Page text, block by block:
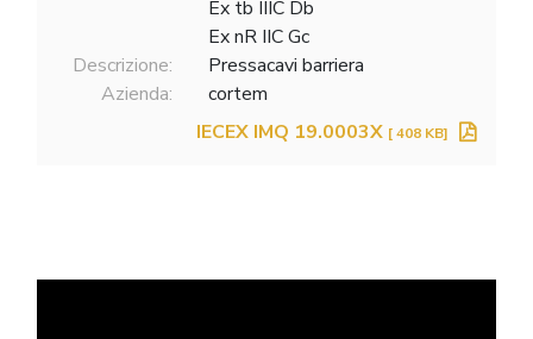
Ex tb IIIC Db
Ex nR IIC Gc
Descrizione:
Pressacavi barriera
Azienda:
cortem
IECEX IMQ 19.0003X [ 408 KB]